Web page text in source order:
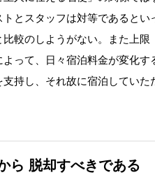
とスタッフは対等であると
較のしようがない。また上
って、日々宿泊料金が変化
持し、それ故に宿泊してい
ら 脱却すべきである